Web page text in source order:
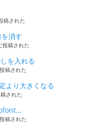
稿された
消す
投稿された
を入れる
稿された
より大きくなる
された
font...
稿された